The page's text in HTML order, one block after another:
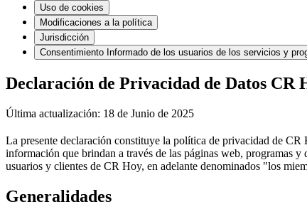
Uso de cookies
Modificaciones a la política
Jurisdicción
Consentimiento Informado de los usuarios de los servicios y
Declaración de Privacidad de Datos CR
Última actualización: 18 de Junio de 2025
La presente declaración constituye la política de privacidad de
información que brindan a través de las páginas web, programas
usuarios y clientes de CR Hoy, en adelante denominados "los
Generalidades